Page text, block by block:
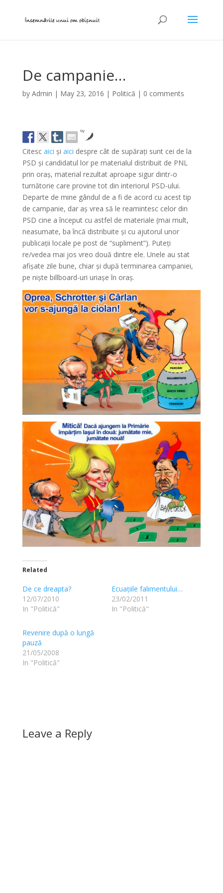
De campanie…
by Admin | May 23, 2016 | Politică | 0 comments
by
Citesc aici și aici despre cât de supărați sunt cei de la
PSD și candidatul lor pe materialul distribuit de PNL
prin oraș, material rezultat aproape sigur dintr-o
turnătorie care provine tot din interiorul PSD-ului.
Departe de mine gândul de a fi de acord cu acest tip
de campanie, dar aș vrea să le reamintesc celor din
PSD cine a început cu astfel de materiale (mai mult,
neasumate, ba încă distribuite și cu ajutorul unor
publicații locale pe post de “supliment”). Puteți
re/vedea mai jos vreo două dintre ele. Unele au stat
afișate zile bune, chiar și după terminarea campaniei,
pe niște billboard-uri uriașe în oraș.
Related
De ce dreapta?
12/07/2010
In "Politică"
Ecuațiile falimentului…
23/02/2011
In "Politică"
Revenire după o lungă
pauză
21/05/2008
In "Politică"
Leave a Reply